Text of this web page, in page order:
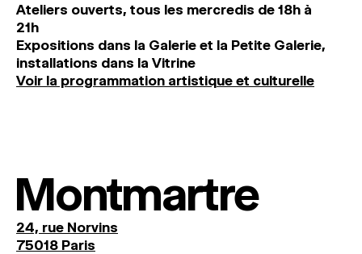
Ateliers ouverts, tous les mercredis de 18h à
21h
Expositions dans la Galerie et la Petite Galerie,
installations dans la Vitrine
Voir la programmation artistique et culturelle
Montmartre
24, rue Norvins
75018 Paris